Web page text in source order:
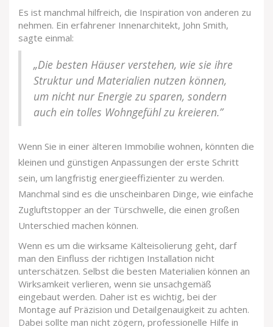
Es ist manchmal hilfreich, die Inspiration von anderen zu
nehmen. Ein erfahrener Innenarchitekt, John Smith,
sagte einmal:
„Die besten Häuser verstehen, wie sie ihre
Struktur und Materialien nutzen können,
um nicht nur Energie zu sparen, sondern
auch ein tolles Wohngefühl zu kreieren.”
Wenn Sie in einer älteren Immobilie wohnen, könnten die
kleinen und günstigen Anpassungen der erste Schritt
sein, um langfristig energieeffizienter zu werden.
Manchmal sind es die unscheinbaren Dinge, wie einfache
Zugluftstopper an der Türschwelle, die einen großen
Unterschied machen können.
Wenn es um die wirksame Kälteisolierung geht, darf
man den Einfluss der richtigen Installation nicht
unterschätzen. Selbst die besten Materialien können an
Wirksamkeit verlieren, wenn sie unsachgemäß
eingebaut werden. Daher ist es wichtig, bei der
Montage auf Präzision und Detailgenauigkeit zu achten.
Dabei sollte man nicht zögern, professionelle Hilfe in